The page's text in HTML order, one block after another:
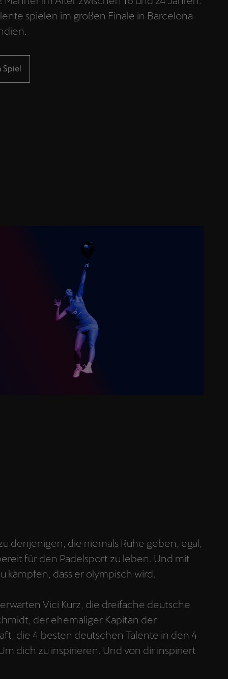
spielen im großen Finale in Barcelona
denjenigen, die niemals Ruhe geben, egal,
für den Padelsport zu leben. Und mit
kämpfen, dass er olympisch wird.
Vici Kurz, die dreifache deutsche
der ehemaliger Kapitän der
die 4 besten deutschen Talente in den 4
dich zu inspirieren. Und von dir inspiriert